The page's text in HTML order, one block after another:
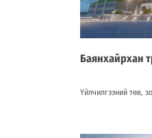
Баянхайрхан
Үйлчилгээний төв,